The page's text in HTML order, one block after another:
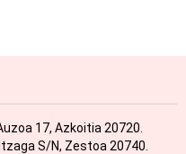
17, Azkoitia 20720.
S/N, Zestoa 20740.